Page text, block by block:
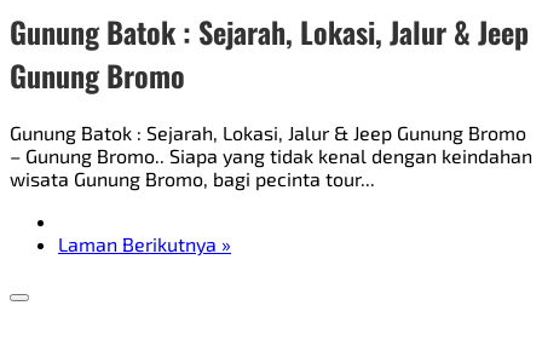
Gunung Batok : Sejarah, Lokasi, Jalur & Jeep
Gunung Bromo
Gunung Batok : Sejarah, Lokasi, Jalur & Jeep Gunung Bromo
– Gunung Bromo.. Siapa yang tidak kenal dengan keindahan
wisata Gunung Bromo, bagi pecinta tour...
Laman Berikutnya »